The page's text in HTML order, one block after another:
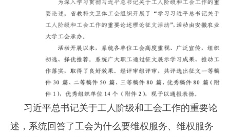
习近平总书记关于工人阶级和工会工作的重要论
述，系统回答了工会为什么要维权服务、维权服务